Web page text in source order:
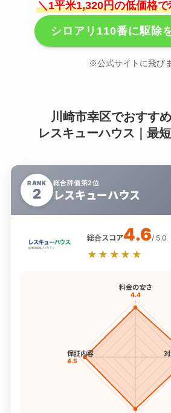
＼1平米1,320円の低価格
シロアリ110番に駆除
※公式サイトに飛び
川崎市幸区でおすす
レスキューハウス｜最
RANK
2
総合評価第2位
レスキューハウス
総合スコア4.6/ 5.0
★★★★★
料金の安さ
4.4
保証内容
4.5